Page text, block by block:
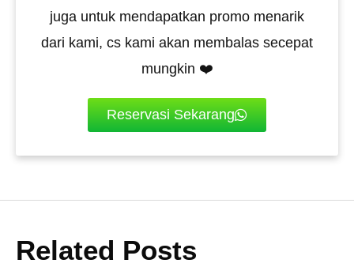
juga untuk mendapatkan promo menarik
dari kami, cs kami akan membalas secepat
mungkin ❤️
Reservasi Sekarang
Related Posts